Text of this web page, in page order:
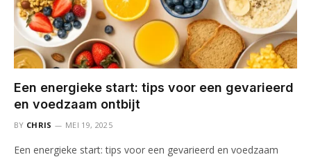
Een energieke start: tips voor een gevarieerd
en voedzaam ontbijt
BY CHRIS MEI 19, 2025
Een energieke start: tips voor een gevarieerd en voedzaam